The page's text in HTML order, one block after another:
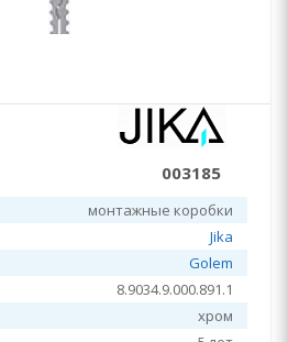
003185
монтажные коробки
Jika
Golem
8.9034.9.000.891.1
хром